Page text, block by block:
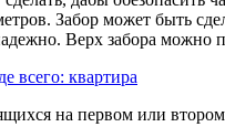
Забор может быть
Верх забора можно
всего: квартира
на первом или